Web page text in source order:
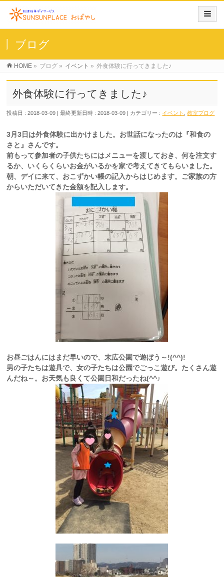
ブログ
HOME » ブログ » イベント » 外食体験に行ってきました♪
外食体験に行ってきました♪
投稿日 : 2018-03-09 最終更新日時 : 2018-03-09 カテゴリー : イベント ,教室ブログ
3月3日は外食体験に出かけました。お世話になったのは『和食の
さと』さんです。
前もって参加者の子供たちにはメニューを渡しておき、何を注文す
るか、いくらくらいお金がいるかを家で考えてきてもらいました。
朝、デイに来て、おこずかい帳の記入からはじめます。ご家族の方
からいただいてきた金額を記入します。
お昼ごはんにはまだ早いので、末広公園で遊ぼう～!(^^)!
男の子たちは遊具で、女の子たちは公園でごっこ遊び。たくさん遊
んだね～。お天気も良くて公園日和だったね(^^♪